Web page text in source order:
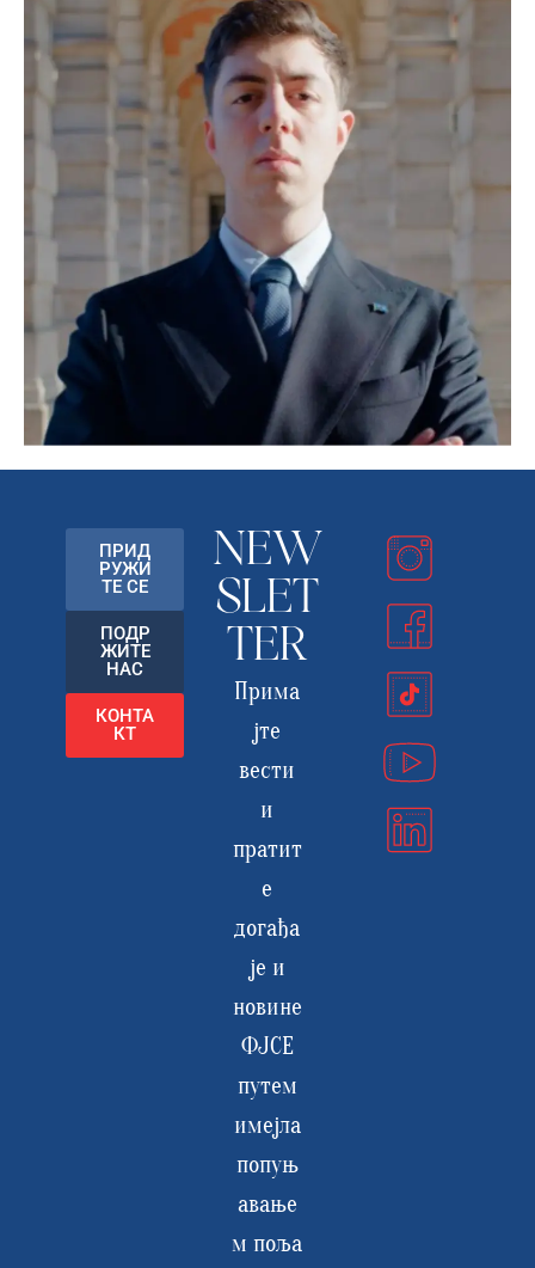
ПРИД
РУЖИ
ТЕ СЕ
ПОДР
ЖИТЕ
НАС
КОНТА
КТ
NEW
SLET
TER
Прима
јте
вести
и
пратит
е
догађа
је и
новине
ФЈСЕ
путем
имејла
попуњ
авање
м поља